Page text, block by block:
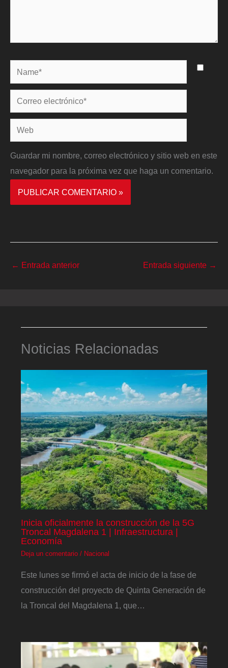
Name*
Correo
electrónico*
Web
Guardar mi nombre, correo electrónico y sitio web en este
navegador para la próxima vez que haga un comentario.
← Entrada anterior Entrada siguiente →
Noticias Relacionadas
Inicia oficialmente la construcción de la 5G
Troncal Magdalena 1 | Infraestructura |
Economía
Deja un comentario / Nacional
Este lunes se firmó el acta de inicio de la fase de
construcción del proyecto de Quinta Generación de
la Troncal del Magdalena 1, que…